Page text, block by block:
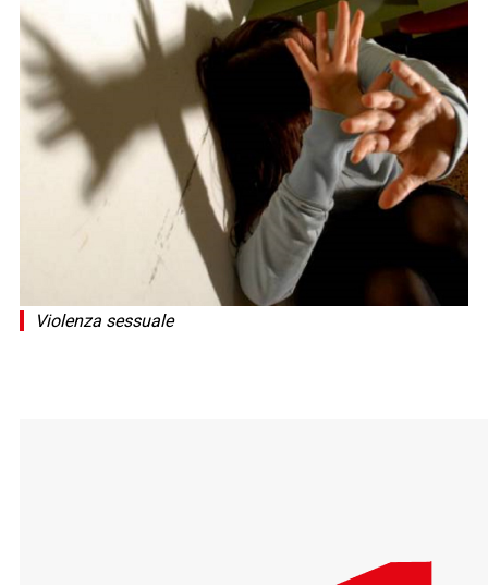
Violenza sessuale